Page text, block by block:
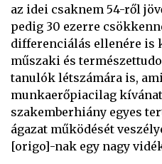
az idei csaknem 54-ről
pedig 30 ezerre
differenciálás ellenére is
műszaki és
tanulók létszámára is,
munkaerőpiacilag
szakemberhiány egyes
ágazat működését
[origo]-nak egy nagy